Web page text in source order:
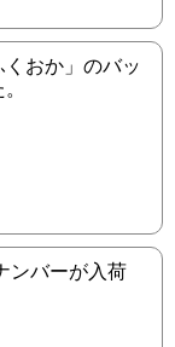
おか」のバッ
ンバーが入荷